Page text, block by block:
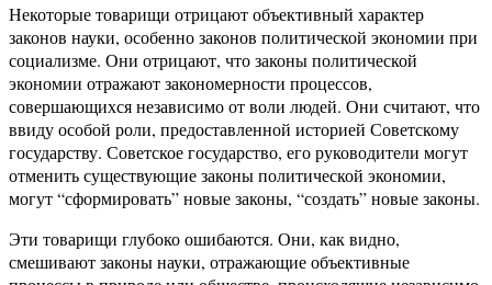
Некоторые товарищи отрицают объективный характер
законов науки, особенно законов политической экономии при
социализме. Они отрицают, что законы политической
экономии отражают закономерности процессов,
совершающихся независимо от воли людей. Они считают, что
ввиду особой роли, предоставленной историей Советскому
государству. Советское государство, его руководители могут
отменить существующие законы политической экономии,
могут “сформировать” новые законы, “создать” новые законы.
Эти товарищи глубоко ошибаются. Они, как видно,
смешивают законы науки, отражающие объективные